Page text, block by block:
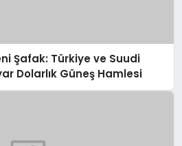
Şafak: Türkiye ve Suudi
Dolarlık Güneş Hamlesi